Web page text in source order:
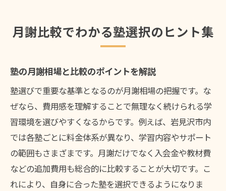
月謝比較でわかる塾選択のヒント集
塾の月謝相場と比較のポイントを解説
塾選びで重要な基準となるのが月謝相場の把握です。な
ぜなら、費用感を理解することで無理なく続けられる学
習環境を選びやすくなるからです。例えば、岩見沢市内
では各塾ごとに料金体系が異なり、学習内容やサポート
の範囲もさまざまです。月謝だけでなく入会金や教材費
などの追加費用も総合的に比較することが大切です。こ
れにより、自身に合った塾を選択できるようになりま